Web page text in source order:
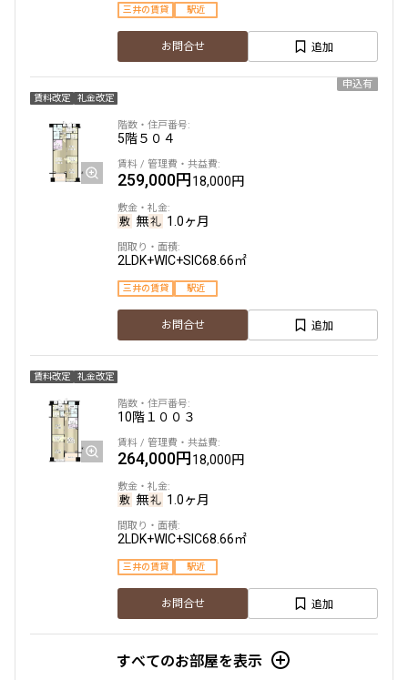
三井の賃貸 駅近
お問合せ 追加
賃料改定 礼金改定
申込有
5階５０４
259,000円18,000円
無 1.0ヶ月
2LDK+WIC+SIC68.66㎡
三井の賃貸 駅近
お問合せ 追加
賃料改定 礼金改定
10階 １００３
264,000円18,000円
無 1.0ヶ月
2LDK+WIC+SIC68.66㎡
三井の賃貸 駅近
お問合せ 追加
すべてのお部屋を表示